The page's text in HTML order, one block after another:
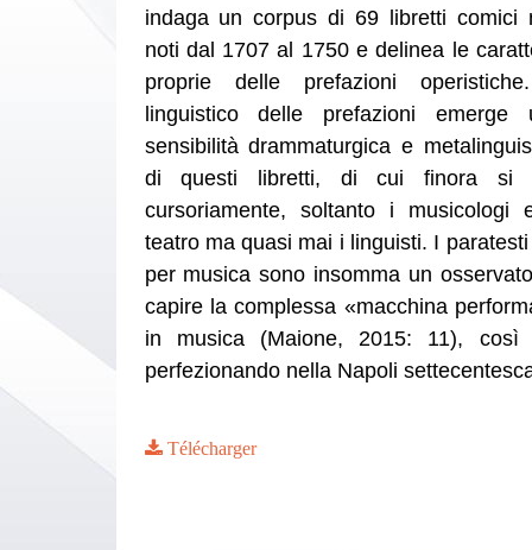
indaga un corpus di 69 libretti comici
noti dal 1707 al 1750 e delinea le
proprie delle prefazioni
linguistico delle prefazioni emerge
sensibilità drammaturgica e
di questi libretti, di cui finora si
cursoriamente, soltanto i
teatro ma quasi mai i linguisti. I
per musica sono insomma un
capire la complessa «macchina
in musica (Maione, 2015: 11),
perfezionando nella Napoli
Télécharger